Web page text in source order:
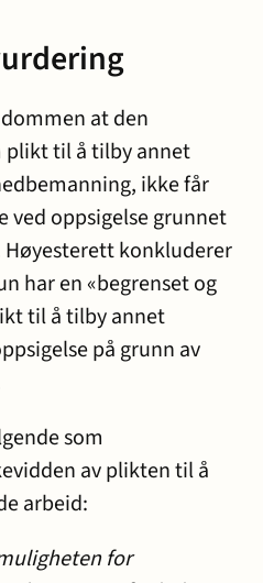
at den
plikt til å tilby annet
ikke får
ved oppsigelse grunnet
konkluderer
har en «begrenset og
til å tilby annet
på grunn av
som
av plikten til å
arbeid:
for